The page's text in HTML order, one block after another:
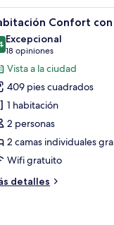
8 Confort
de 10
Excepcional
18 opiniones
(18
opiniones)
Vista a la ciudad
409 pies cuadrados
1 habitación
2 personas
2 camas individuales
Wifi gratuito
detalles